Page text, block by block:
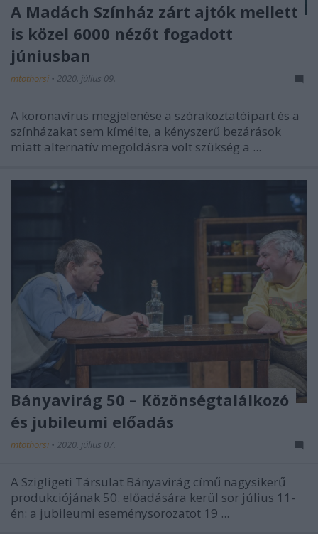
A Madách Színház zárt ajtók mellett
is közel 6000 nézőt fogadott
júniusban
mtothorsi • 2020. július 09.
A koronavírus megjelenése a szórakoztatóipart és a
színházakat sem kímélte, a kényszerű bezárások
miatt alternatív megoldásra volt szükség a ...
Bányavirág 50 – Közönségtalálkozó
és jubileumi előadás
mtothorsi • 2020. július 07.
A Szigligeti Társulat Bányavirág című nagysikerű
produkciójának 50. előadására kerül sor július 11-
én: a jubileumi eseménysorozatot 19 ...